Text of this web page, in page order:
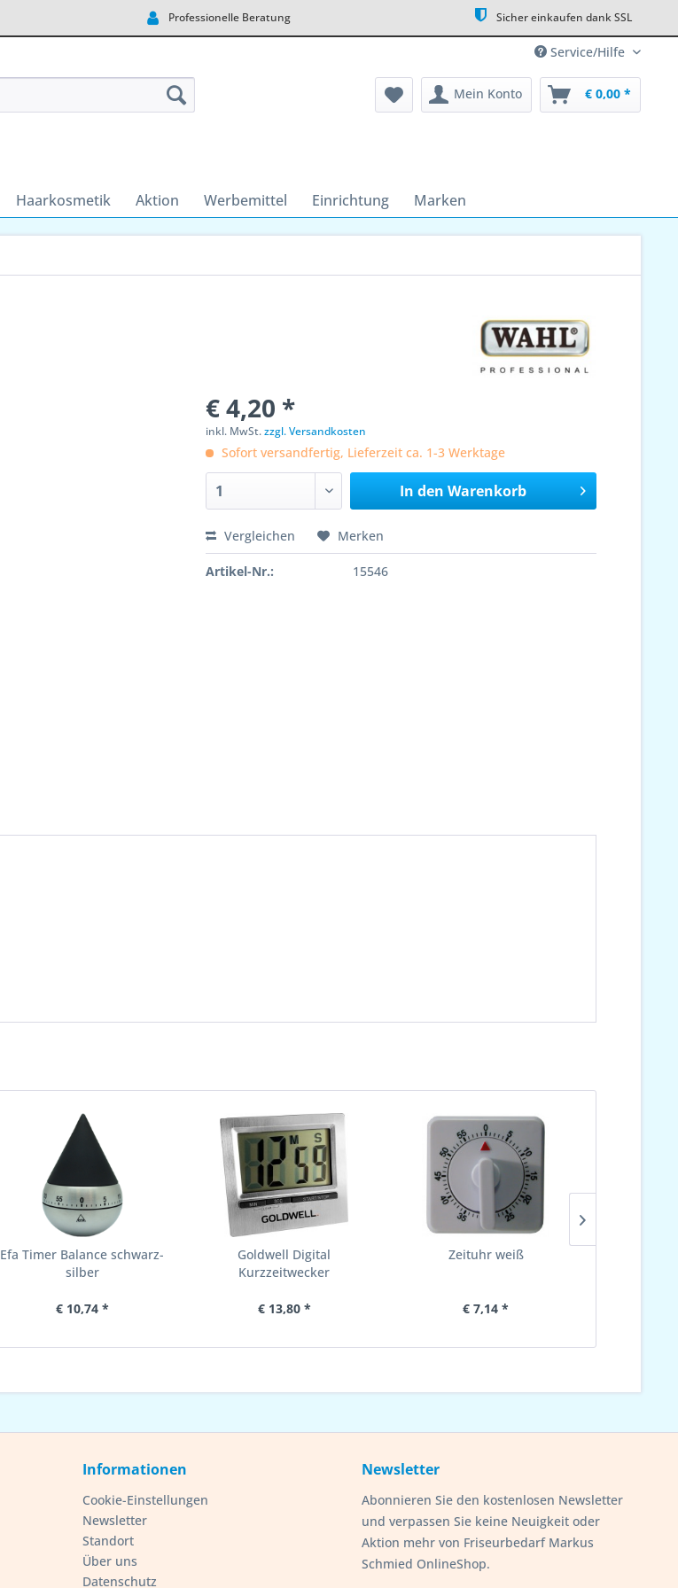
Professionelle Beratung Sicher einkaufen dank SSL
Service/Hilfe
Mein Konto € 0,00 *
Haarkosmetik Aktion Werbemittel Einrichtung Marken
€ 4,20 *
inkl. MwSt.zzgl. Versandkosten
Sofort versandfertig, Lieferzeit ca. 1-3 Werktage
In den Warenkorb
Vergleichen Merken
Artikel-Nr.: 15546
Efa Timer Balance schwarz-
silber
€ 10,74 *
Goldwell Digital
Kurzzeitwecker
€ 13,80 *
Zeituhr weiß
€ 7,14 *
Informationen
Cookie-Einstellungen
Newsletter
Standort
Über uns
Datenschutz
Newsletter
Abonnieren Sie den kostenlosen Newsletter
und verpassen Sie keine Neuigkeit oder
Aktion mehr von Friseurbedarf Markus
Schmied OnlineShop.